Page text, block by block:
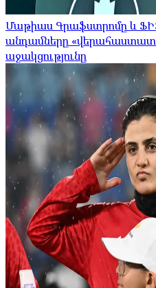
Մաթիաս Գրաֆստրոմը և
անդամները
աջակցությունը